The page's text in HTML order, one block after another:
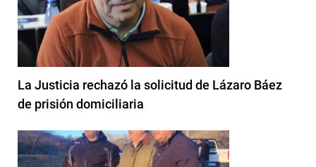
La Justicia rechazó la solicitud de Lázaro Báez
de prisión domiciliaria